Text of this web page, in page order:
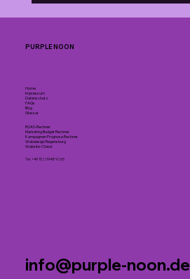
unerlässlich ist.
PURPLE NOON
Home
Impressum
Datenschutz
FAQs
Blog
Glossar
ROAS-Rechner
Marketing Budget Rechner
Kampagnen Prognose Rechner
Webdesign Regensburg
Website-Check
Tel. +49 152 0948 9265
info@purple-noon.de